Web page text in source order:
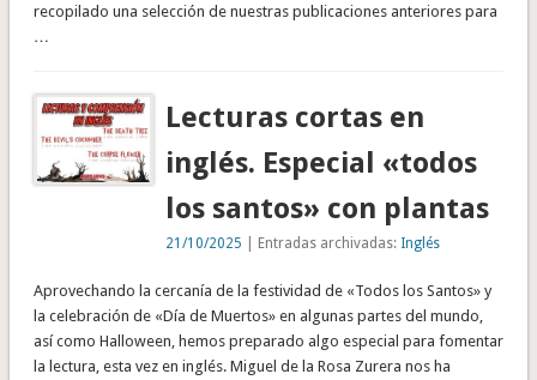
recopilado una selección de nuestras publicaciones anteriores para
…
Lecturas cortas en
inglés. Especial «todos
los santos» con plantas
21/10/2025 | Entradas archivadas: Inglés
Aprovechando la cercanía de la festividad de «Todos los Santos» y
la celebración de «Día de Muertos» en algunas partes del mundo,
así como Halloween, hemos preparado algo especial para fomentar
la lectura, esta vez en inglés. Miguel de la Rosa Zurera nos ha